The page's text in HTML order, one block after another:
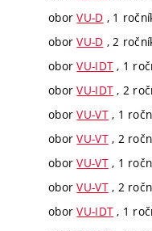
oborVU-D , 1
oborVU-D , 2
oborVU-IDT , 1
oborVU-IDT , 2
oborVU-VT, 1
oborVU-VT, 2
oborVU-VT, 1
oborVU-VT, 2
oborVU-IDT , 1